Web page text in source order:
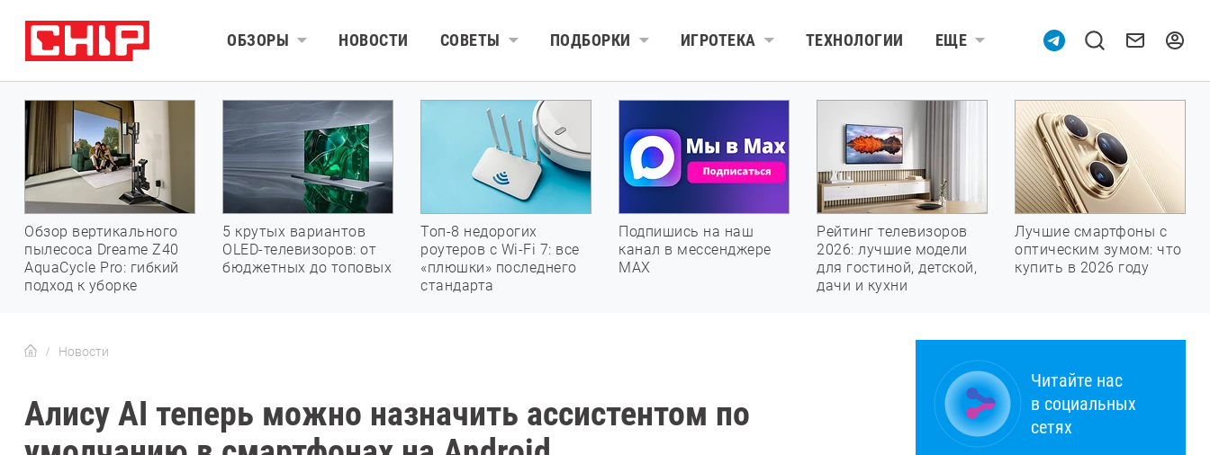
ОБЗОРЫ НОВОСТИ СОВЕТЫ ПОДБОРКИ ИГРОТЕКА ТЕХНОЛОГИИ ЕЩЕ
Обзор вертикального
пылесоса Dreame Z40
AquaCycle Pro: гибкий
подход к уборке
5 крутых вариантов
OLED-телевизоров: от
бюджетных до топовых
Топ-8 недорогих
роутеров с Wi-Fi 7: все
«плюшки» последнего
стандарта
Подпишись на наш
канал в мессенджере
МАХ
Рейтинг телевизоров
2026: лучшие модели
для гостиной, детской,
дачи и кухни
Лучшие смартфоны с
оптическим зумом: что
купить в 2026 году
Новости
Алису AI теперь можно назначить ассистентом по
Читайте нас
в социальных
сетях